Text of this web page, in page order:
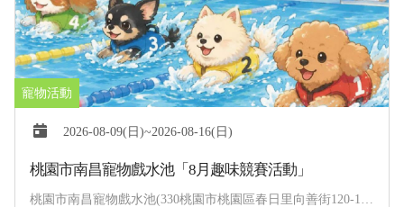
2026-08-09(日)~2026-08-16(日)
桃園市南昌寵物戲水池「8月趣味競賽活動」
桃園市南昌寵物戲水池(330桃園市桃園區春日里向善街120-1